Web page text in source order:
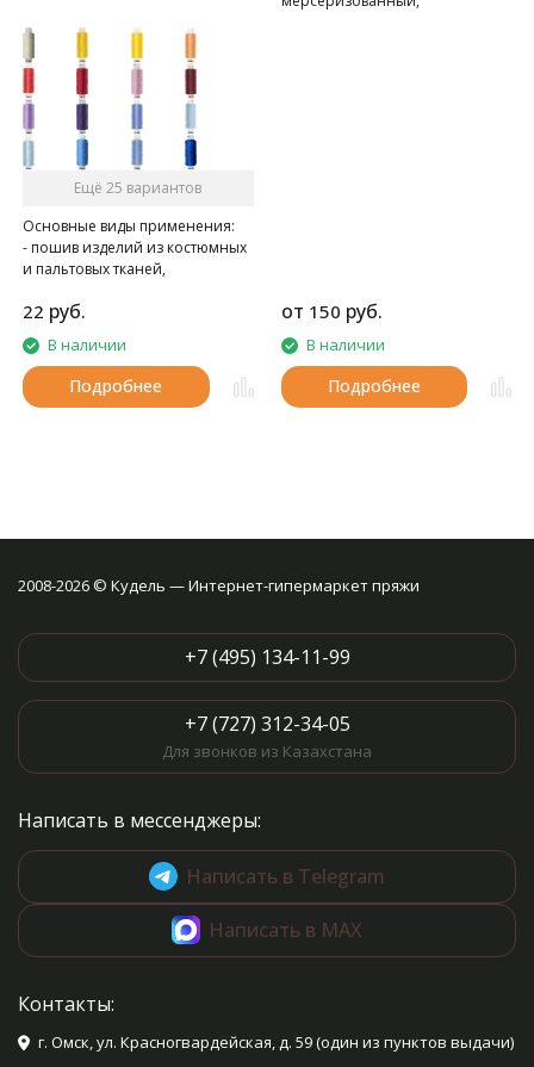
Ещё 25 вариантов
Основные виды применения:
- пошив изделий из костюмных
и пальтовых тканей,
- при швейно-клеевом
скреплении книг в типографии
22 руб.
В наличии
Подробнее
от 150 руб.
В наличии
Подробнее
2008-2026 © Кудель — Интернет-гипермаркет пряжи
+7 (495) 134-11-99
+7 (727) 312-34-05
Для звонков из Казахстана
Написать в мессенджеры:
Написать в Telegram
Написать в MAX
Контакты:
г. Омск, ул. Красногвардейская, д. 59 (один из пунктов выдачи)